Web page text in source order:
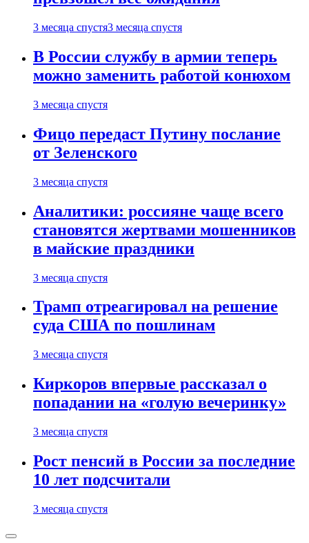
3 месяца спустя3 месяца спустя
В России службу в армии теперь
можно заменить работой конюхом
3 месяца спустя
Фицо передаст Путину послание
от Зеленского
3 месяца спустя
Аналитики: россияне чаще всего
становятся жертвами мошенников
в майские праздники
3 месяца спустя
Трамп отреагировал на решение
суда США по пошлинам
3 месяца спустя
Киркоров впервые рассказал о
попадании на «голую вечеринку»
3 месяца спустя
Рост пенсий в России за последние
10 лет подсчитали
3 месяца спустя